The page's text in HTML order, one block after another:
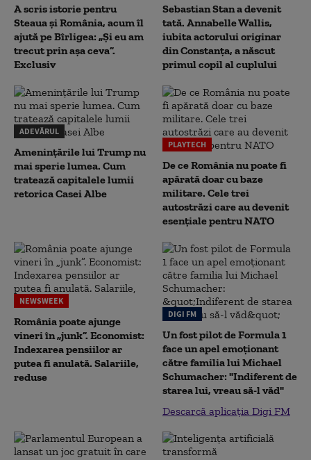
A scris istorie pentru
Steaua și România, acum îl
ajută pe Bîrligea: „Și eu am
trecut prin așa ceva”.
Exclusiv
Sebastian Stan a devenit
tată. Annabelle Wallis,
iubita actorului originar
din Constanța, a născut
primul copil al cuplului
ADEVĂRUL
Amenințările lui Trump nu
mai sperie lumea. Cum
tratează capitalele lumii
retorica Casei Albe
PLAYTECH
De ce România nu poate fi
apărată doar cu baze
militare. Cele trei
autostrăzi care au devenit
esențiale pentru NATO
NEWSWEEK
România poate ajunge
vineri în „junk”. Economist:
Indexarea pensiilor ar
putea fi anulată. Salariile,
reduse
DIGI FM
Un fost pilot de Formula 1
face un apel emoționant
către familia lui Michael
Schumacher: "Indiferent de
starea lui, vreau să-l văd"
Descarcă aplicația Digi FM